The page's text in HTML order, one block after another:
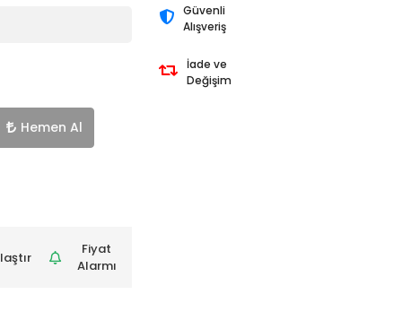
Hemen Al
Fiyat
Alarmı
Güvenli
Alışveriş
İade ve
Değişim